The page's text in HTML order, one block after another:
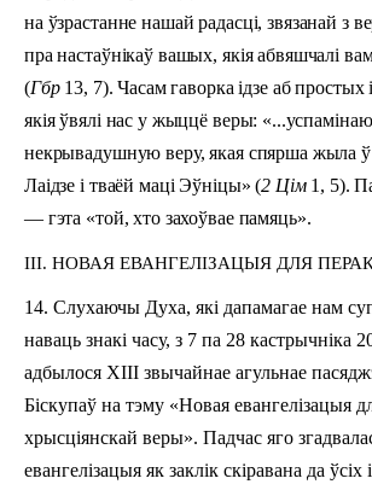
на ўзрастанне нашай радасці, звязанай з
пра настаўнікаў вашых, якія абвяшчалі
(Гбр13, 7). Часам гаворка ідзе аб простых
якія ўвялі нас у жыццё веры:
некрывадушную веру, якая спярша жыла ў
Лаідзе і тваёй маці Эўніцы» (2 Цім1, 5).
— гэта «той, хто захоўвае памяць».
III. НОВАЯ ЕВАНГЕЛІЗАЦЫЯ ДЛЯ
14. Слухаючы Духа, які дапамагае нам
наваць знакі часу, з 7 па 28 кастрычніка
адбылося XIII звычайнае агульнае
Біскупаў на тэму «Новая евангелізацыя
хрысціянскай веры». Падчас яго
евангелізацыя як заклік скіравана да